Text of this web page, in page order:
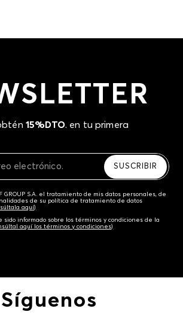
15%DTO. en tu primera
SUSCRIBIR
GROUP S.A. el tratamiento de mis datos personales, de
de su política de tratamiento de datos
aquí)
sido informado sobre los términos y condiciones de la
aquí los términos y condiciones)
Síguenos